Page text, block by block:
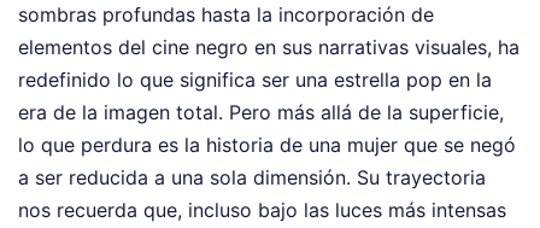
sombras profundas hasta la incorporación de
elementos del cine negro en sus narrativas visuales, ha
redefinido lo que significa ser una estrella pop en la
era de la imagen total. Pero más allá de la superficie,
lo que perdura es la historia de una mujer que se negó
a ser reducida a una sola dimensión. Su trayectoria
nos recuerda que, incluso bajo las luces más intensas